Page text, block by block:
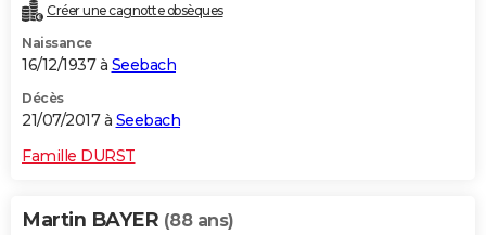
Créer une cagnotte obsèques
Naissance
16/12/1937 à Seebach
Décès
21/07/2017 à Seebach
Famille DURST
Martin BAYER (88 ans)